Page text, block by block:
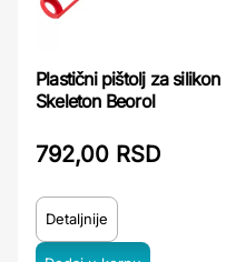
Plastični pištolj za silikon
Skeleton Beorol
792,00 RSD
Detaljnije